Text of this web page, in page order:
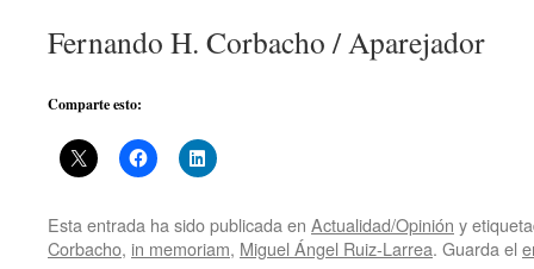
Fernando H. Corbacho / Aparejador
Comparte esto:
Esta entrada ha sido publicada en Actualidad/Opinión y
Corbacho, in memoriam, Miguel Ángel Ruiz-Larrea. Guarda el